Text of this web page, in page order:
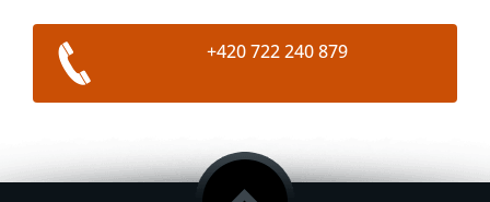
+420 722 240 879